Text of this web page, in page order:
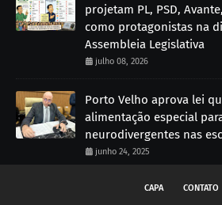
projetam PL, PSD,
como protagonistas na
Assembleia Legislativa
julho 08, 2026
Porto Velho aprova lei
alimentação especial
neurodivergentes nas
junho 24, 2025
CAPA CONTATO